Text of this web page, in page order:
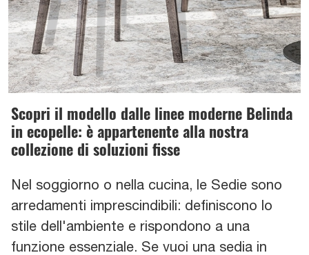
Scopri il modello dalle linee moderne Belinda
in ecopelle: è appartenente alla nostra
collezione di soluzioni fisse
Nel soggiorno o nella cucina, le Sedie sono
arredamenti imprescindibili: definiscono lo
stile dell'ambiente e rispondono a una
funzione essenziale. Se vuoi una sedia in